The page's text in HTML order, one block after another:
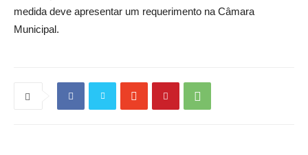
medida deve apresentar um requerimento na Câmara
Municipal.